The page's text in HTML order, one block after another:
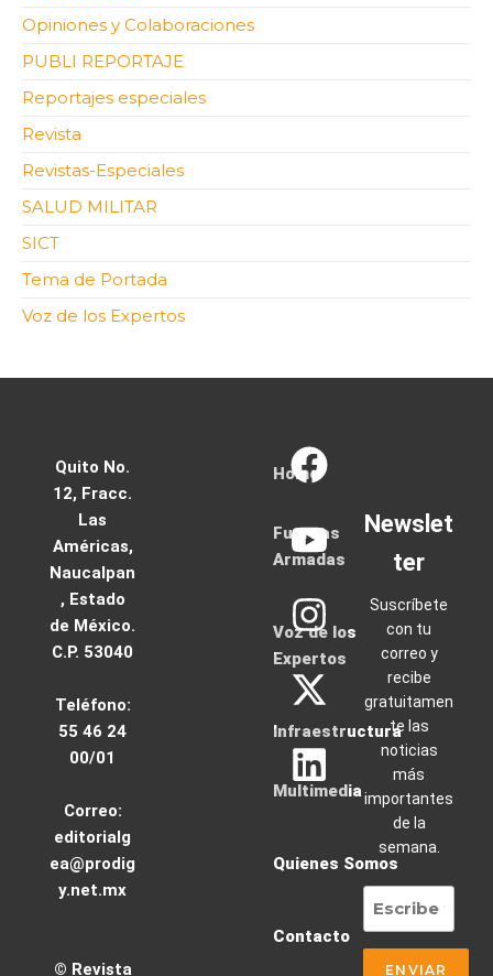
Opiniones y Colaboraciones
PUBLI REPORTAJE
Reportajes especiales
Revista
Revistas-Especiales
SALUD MILITAR
SICT
Tema de Portada
Voz de los Expertos
Quito No.
12, Fracc.
Las
Américas,
Naucalpan
, Estado
de México.
C.P. 53040
Teléfono:
55 46 24
00/01
Correo:
editorialg
ea@prodig
y.net.mx
© Revista
Home
Fuerzas
Armadas
Voz de los
Expertos
Infraestructura
Multimedia
Quienes Somos
Contacto
Newslet
ter
Suscríbete
con tu
correo y
recibe
gratuitamen
te las
noticias
más
importantes
de la
semana.